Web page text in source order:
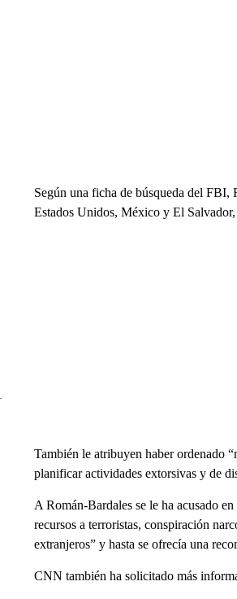
Según una ficha de búsqueda del FBI,
Estados Unidos, México y El
También le atribuyen haber ordenado
planificar actividades extorsivas y de
A Román-Bardales se le ha acusado
recursos a terroristas, conspiración
extranjeros” y hasta se ofrecía una
CNN también ha solicitado más